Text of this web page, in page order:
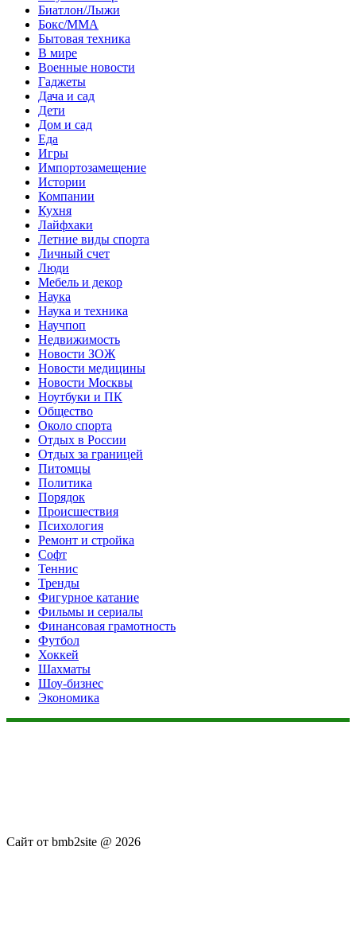
Биатлон/Лыжи
Бокс/MMA
Бытовая техника
В мире
Военные новости
Гаджеты
Дача и сад
Дети
Дом и сад
Еда
Игры
Импортозамещение
Истории
Компании
Кухня
Лайфхаки
Летние виды спорта
Личный счет
Люди
Мебель и декор
Наука
Наука и техника
Научпоп
Недвижимость
Новости ЗОЖ
Новости медицины
Новости Москвы
Ноутбуки и ПК
Общество
Около спорта
Отдых в России
Отдых за границей
Питомцы
Политика
Порядок
Происшествия
Психология
Ремонт и стройка
Софт
Теннис
Тренды
Фигурное катание
Фильмы и сериалы
Финансовая грамотность
Футбол
Хоккей
Шахматы
Шоу-бизнес
Экономика
Сайт от bmb2site @ 2026